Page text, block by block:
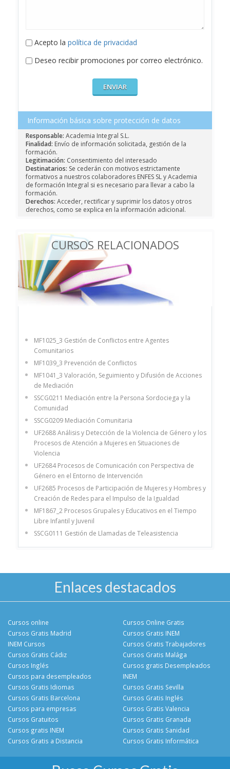
Acepto la política de privacidad
Deseo recibir promociones por correo electrónico.
Información básica sobre protección de datos
Responsable: Academia Integral S.L.
Finalidad: Envío de información solicitada, gestión de la
formación.
Legitimación: Consentimiento del interesado
Destinatarios: Se cederán con motivos estrictamente
formativos a nuestros colaboradores ENFES SL y Academia
de formación Integral si es necesario para llevar a cabo la
formación.
Derechos: Acceder, rectificar y suprimir los datos y otros
derechos, como se explica en la información adicional.
CURSOS RELACIONADOS
MF1025_3 Gestión de Conflictos entre Agentes
Comunitarios
MF1039_3 Prevención de Conflictos
MF1041_3 Valoración, Seguimiento y Difusión de Acciones
de Mediación
SSCG0211 Mediación entre la Persona Sordociega y la
Comunidad
SSCG0209 Mediación Comunitaria
UF2688 Análisis y Detección de la Violencia de Género y los
Procesos de Atención a Mujeres en Situaciones de
Violencia
UF2684 Procesos de Comunicación con Perspectiva de
Género en el Entorno de Intervención
UF2685 Procesos de Participación de Mujeres y Hombres y
Creación de Redes para el Impulso de la Igualdad
MF1867_2 Procesos Grupales y Educativos en el Tiempo
Libre Infantil y Juvenil
SSCG0111 Gestión de Llamadas de Teleasistencia
Enlaces destacados
Cursos online
Cursos Gratis Madrid
INEM Cursos
Cursos Gratis Cádiz
Cursos Online Gratis
Cursos Gratis INEM
Cursos Gratis Trabajadores
Cursos Gratis Malága
Cursos Inglés
Cursos para desempleados
Cursos Gratis Idiomas
Cursos Gratis Barcelona
Cursos gratis Desempleados
INEM
Cursos Gratis Sevilla
Cursos Gratis Inglés
Cursos para empresas
Cursos Gratuitos
Cursos gratis INEM
Cursos Gratis a Distancia
Cursos Gratis Valencia
Cursos Gratis Granada
Cursos Gratis Sanidad
Cursos Gratis Informática